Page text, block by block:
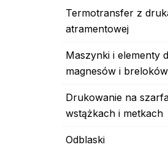
Termotransfer z
atramentowej
Maszynki i elementy
magnesów i breloków
Drukowanie na
wstążkach i metkach
Odblaski